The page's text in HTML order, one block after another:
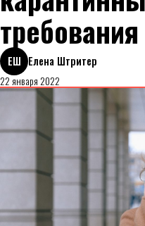
требования
ЕШ Елена Штритер
22 января 2022